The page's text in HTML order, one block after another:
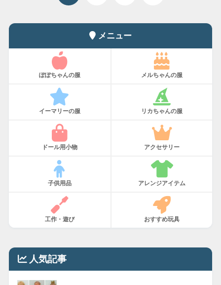
メニュー
ぽぽちゃんの服 メルちゃんの服
イーマリーの服 リカちゃんの服
ドール用小物 アクセサリー
子供用品 アレンジアイテム
工作・遊び おすすめ玩具
人気記事